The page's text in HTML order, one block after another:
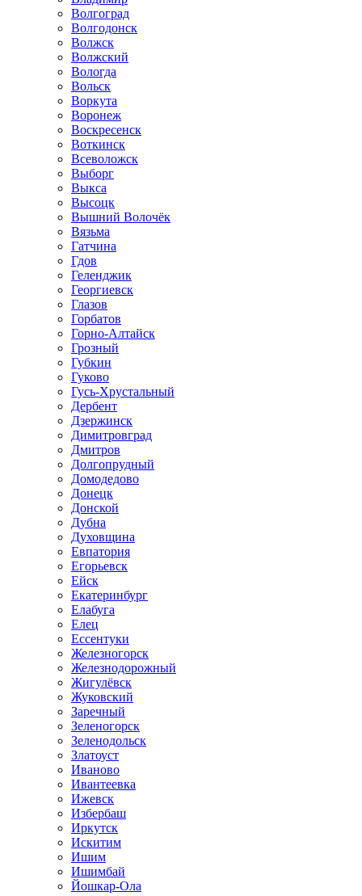
Волгоград
Волгодонск
Волжск
Волжский
Вологда
Вольск
Воркута
Воронеж
Воскресенск
Воткинск
Всеволожск
Выборг
Выкса
Высоцк
Вышний Волочёк
Вязьма
Гатчина
Гдов
Геленджик
Георгиевск
Глазов
Горбатов
Горно-Алтайск
Грозный
Губкин
Гуково
Гусь-Хрустальный
Дербент
Дзержинск
Димитровград
Дмитров
Долгопрудный
Домодедово
Донецк
Донской
Дубна
Духовщина
Евпатория
Егорьевск
Ейск
Екатеринбург
Елабуга
Елец
Ессентуки
Железногорск
Железнодорожный
Жигулёвск
Жуковский
Заречный
Зеленогорск
Зеленодольск
Златоуст
Иваново
Ивантеевка
Ижевск
Избербаш
Иркутск
Искитим
Ишим
Ишимбай
Йошкар-Ола